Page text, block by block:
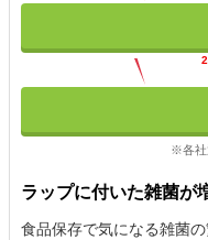
※各社
ラップに付いた雑菌が
食品保存で気になる雑菌